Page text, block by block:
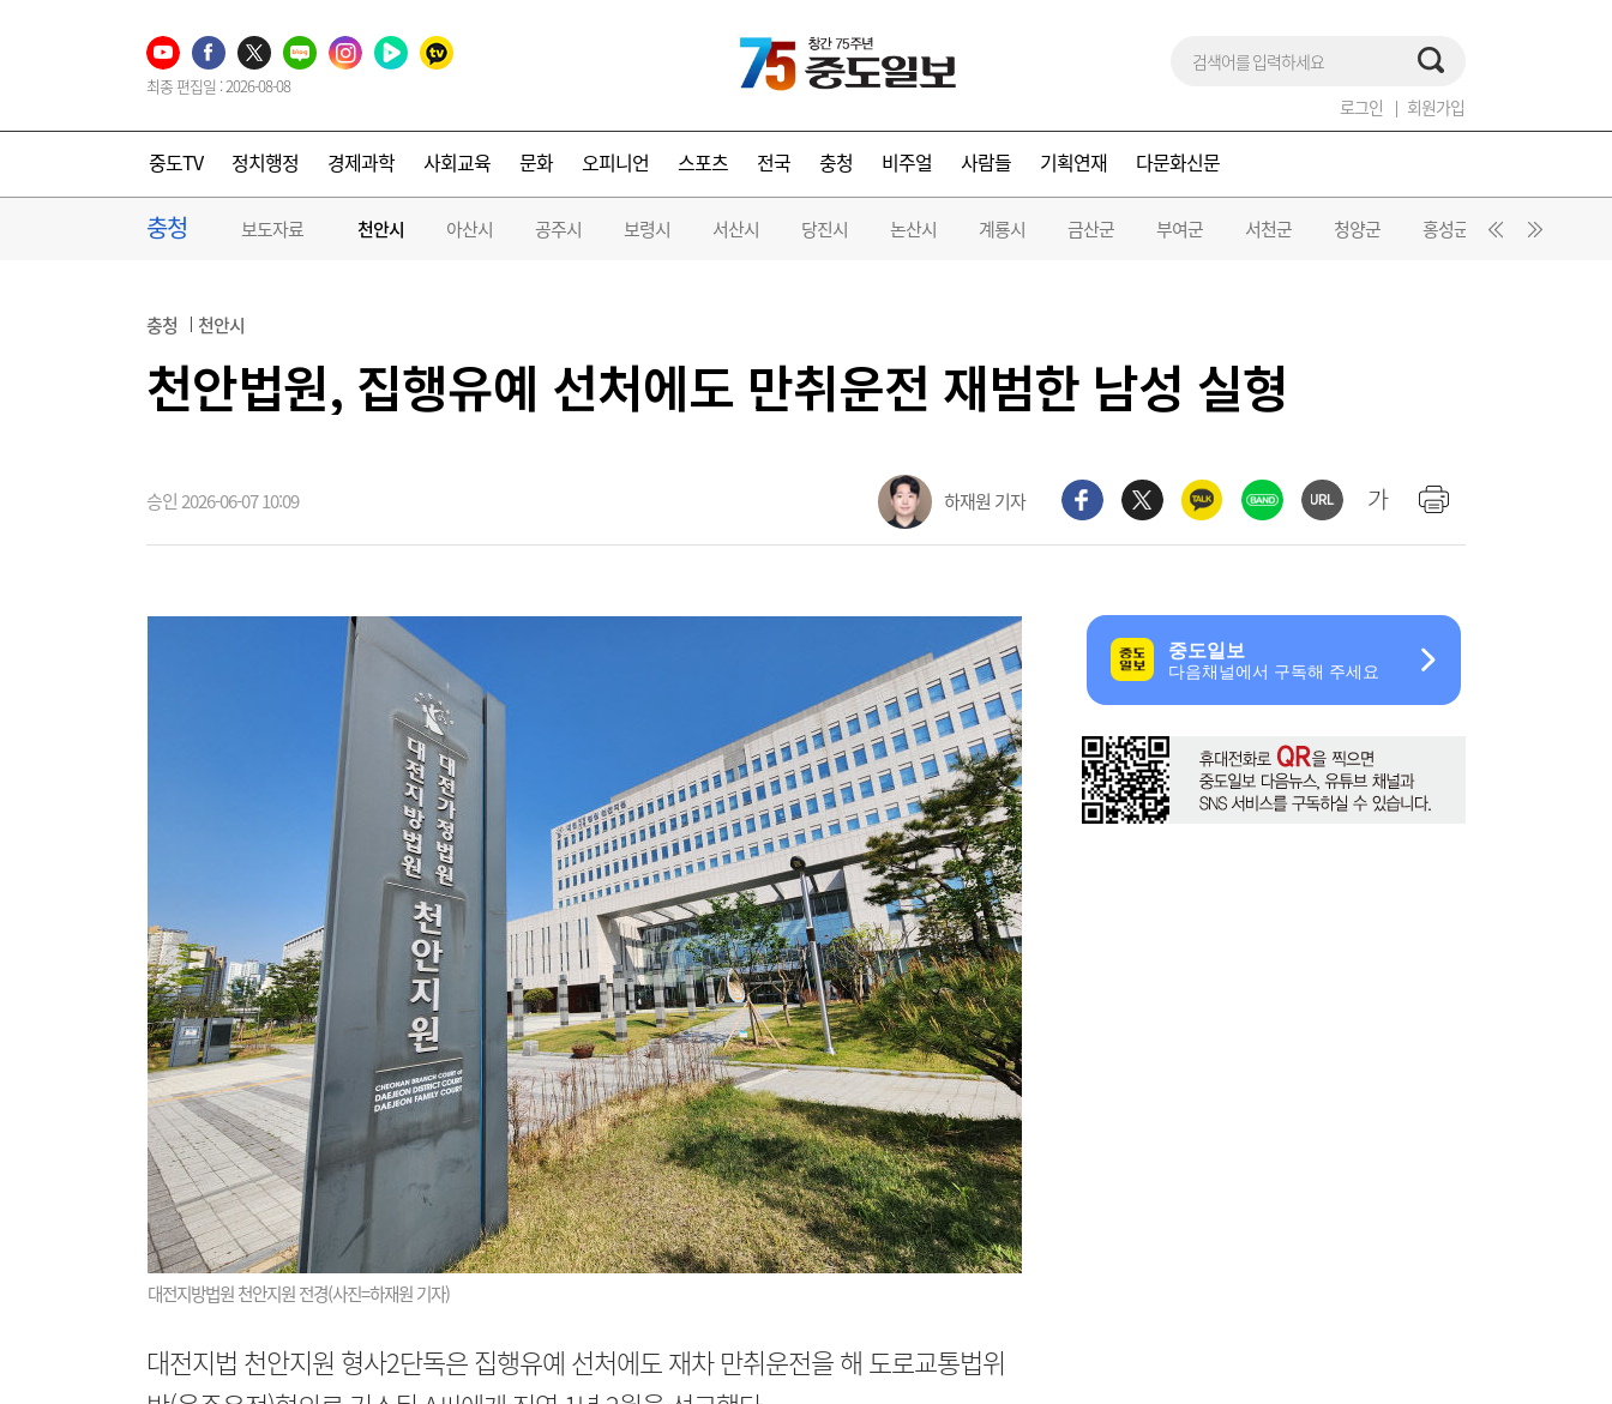
최종 편집일 : 2026-08-08
로그인 회원가입
중도TV 정치행정 경제과학 사회교육 문화 오피니언 스포츠 전국 충청 비주얼 사람들 기획연재 다문화신문
충청 보도자료 천안시 아산시 공주시 보령시 서산시 당진시 논산시 계룡시 금산군 부여군 서천군 청양군 홍성군 예산군
충청 천안시
천안법원, 집행유예 선처에도 만취운전 재범한 남성 실형
승인 2026-06-07 10:09 하재원 기자
대전지방법원 천안지원 전경(사진=하재원 기자)
대전지법 천안지원 형사2단독은 집행유예 선처에도 재차 만취운전을 해 도로교통법위